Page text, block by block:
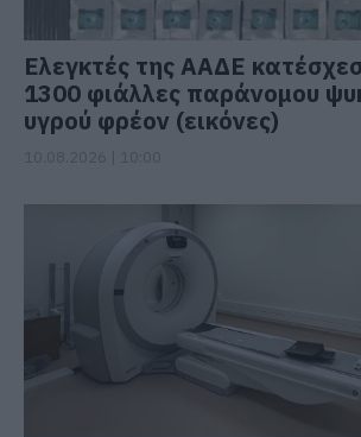
Ελεγκτές της ΑΑΔΕ
1300 φιάλλες παράνομου
υγρού φρέον (εικόνες)